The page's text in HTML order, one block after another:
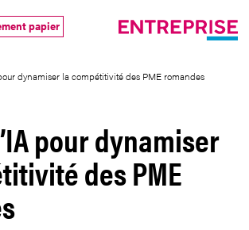
papier
dynamiser la compétitivité des PME romandes
pour dynamiser
des PME